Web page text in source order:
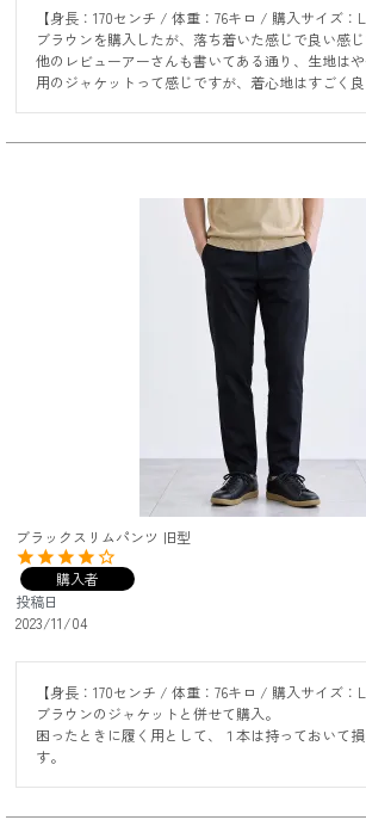
【身長：170センチ / 体重：76キロ / 購入サイズ：L
ブラウンを購入したが、落ち着いた感じで良い感じ
他のレビューアーさんも書いてある通り、生地は
用のジャケットって感じですが、着心地はすごく良
ブラックスリムパンツ 旧型
購入者
投稿日
2023/11/04
【身長：170センチ / 体重：76キロ / 購入サイズ：L
ブラウンのジャケットと併せて購入。
困ったときに履く用として、１本は持っておいて